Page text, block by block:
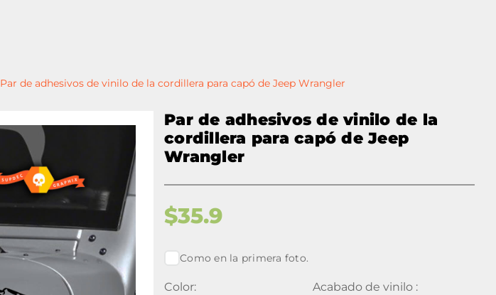
Par de adhesivos de vinilo de la cordillera para capó de Jeep Wrangler
Par de adhesivos de vinilo de la
cordillera para capó de Jeep
Wrangler
$35.9
Como en la primera foto.
Color: Acabado de vinilo :